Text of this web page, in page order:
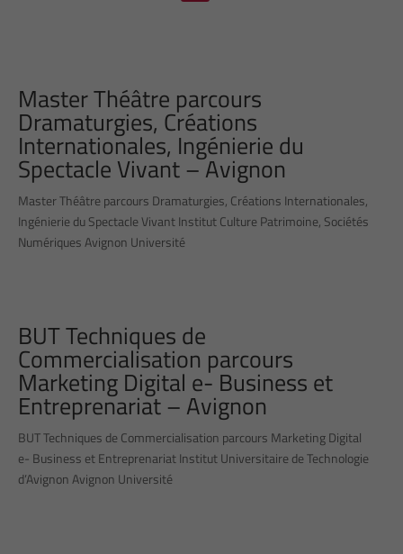
Master Théâtre parcours
Dramaturgies, Créations
Internationales, Ingénierie du
Spectacle Vivant – Avignon
Master Théâtre parcours Dramaturgies, Créations Internationales,
Ingénierie du Spectacle Vivant Institut Culture Patrimoine, Sociétés
Numériques Avignon Université
BUT Techniques de
Commercialisation parcours
Marketing Digital e- Business et
Entreprenariat – Avignon
BUT Techniques de Commercialisation parcours Marketing Digital
e- Business et Entreprenariat Institut Universitaire de Technologie
d’Avignon Avignon Université